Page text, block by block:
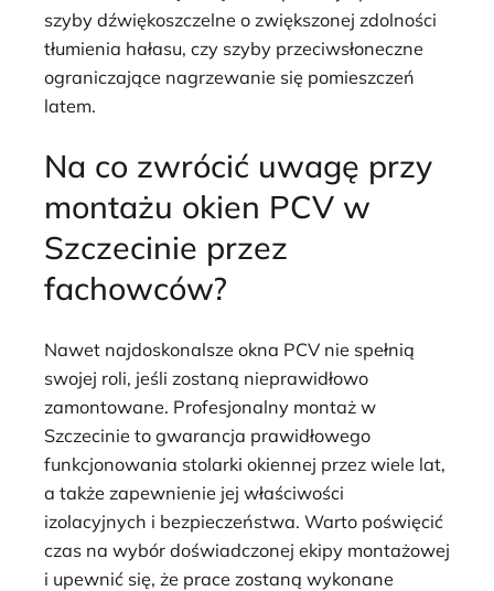
szyby dźwiękoszczelne o zwiększonej zdolności
tłumienia hałasu, czy szyby przeciwsłoneczne
ograniczające nagrzewanie się pomieszczeń
latem.
Na co zwrócić uwagę przy
montażu okien PCV w
Szczecinie przez
fachowców?
Nawet najdoskonalsze okna PCV nie spełnią
swojej roli, jeśli zostaną nieprawidłowo
zamontowane. Profesjonalny montaż w
Szczecinie to gwarancja prawidłowego
funkcjonowania stolarki okiennej przez wiele lat,
a także zapewnienie jej właściwości
izolacyjnych i bezpieczeństwa. Warto poświęcić
czas na wybór doświadczonej ekipy montażowej
i upewnić się, że prace zostaną wykonane